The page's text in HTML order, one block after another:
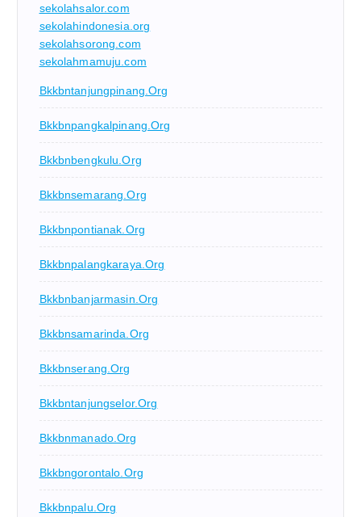
sekolahsalor.com
sekolahindonesia.org
sekolahsorong.com
sekolahmamuju.com
Bkkbntanjungpinang.org
Bkkbnpangkalpinang.org
Bkkbnbengkulu.org
Bkkbnsemarang.org
Bkkbnpontianak.org
Bkkbnpalangkaraya.org
Bkkbnbanjarmasin.org
Bkkbnsamarinda.org
Bkkbnserang.org
Bkkbntanjungselor.org
Bkkbnmanado.org
Bkkbngorontalo.org
Bkkbnpalu.org